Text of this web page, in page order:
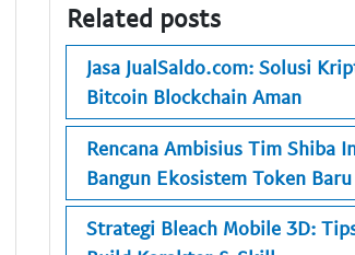
Related posts
Jasa JualSaldo.com: Solusi
Bitcoin Blockchain Aman
Rencana Ambisius Tim Shiba
Bangun Ekosistem Token Baru
Strategi Bleach Mobile 3D: